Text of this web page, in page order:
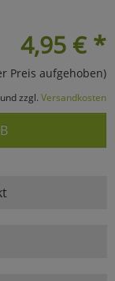
4,95 € *
Preis aufgehoben)
zzgl. Versandkosten